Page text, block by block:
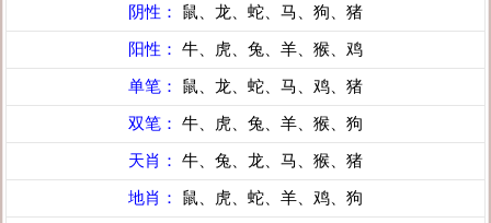
阴性： 鼠、龙、蛇、马、狗、猪
阳性： 牛、虎、兔、羊、猴、鸡
单笔： 鼠、龙、蛇、马、鸡、猪
双笔： 牛、虎、兔、羊、猴、狗
天肖： 牛、兔、龙、马、猴、猪
地肖： 鼠、虎、蛇、羊、鸡、狗